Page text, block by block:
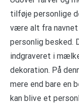
tilføje personlige
være alt fra
personlig besked.
indgraveret i
dekoration. På
mere end bare en
kan blive et